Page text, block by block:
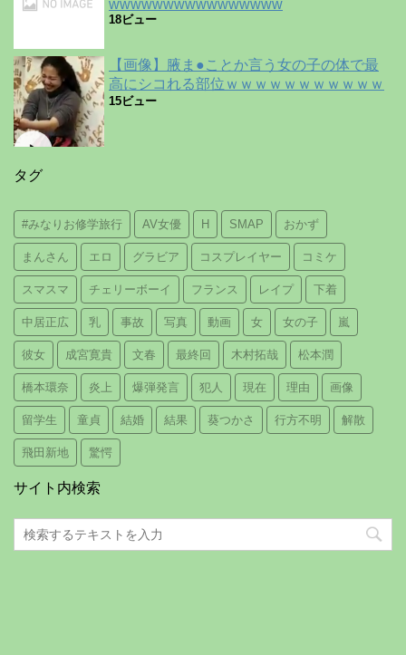
wwwwwwwwwwwwwwww
18ビュー
【画像】腋ま●ことか言う女の子の体で最
高にシコれる部位ｗｗｗｗｗｗｗｗｗｗｗ
15ビュー
タグ
#みなりお修学旅行 AV女優 H SMAP おかず
まんさん エロ グラビア コスプレイヤー コミケ
スマスマ チェリーボーイ フランス レイプ 下着
中居正広 乳 事故 写真 動画 女 女の子 嵐
彼女 成宮寛貴 文春 最終回 木村拓哉 松本潤
橋本環奈 炎上 爆弾発言 犯人 現在 理由 画像
留学生 童貞 結婚 結果 葵つかさ 行方不明 解散
飛田新地 驚愕
サイト内検索